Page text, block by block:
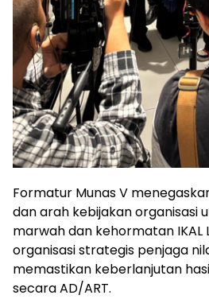
Formatur Munas V
dan arah kebijakan organisasi
marwah dan kehormatan IKAL
organisasi strategis penjaga
memastikan keberlanjutan
secara AD/ART.